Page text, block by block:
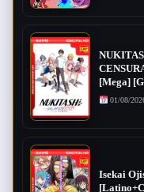
[Mega]
01/08/
Isekai